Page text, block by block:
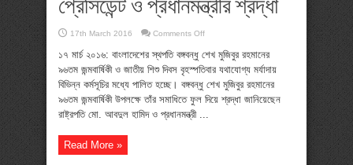
17th March 2016 Comments Offon
৯৬তম
জন্মবার্ষিকী
আজ
প্রেসিডেন্ট
ও
প্রধানমন্ত্রীর
শ্রদ্ধা
১৭ মার্চ ২০১৬: বাংলাদেশের স্থপতি বঙ্গবন্ধু শেখ মুজিবুর রহমানের
৯৬তম জন্মবার্ষিকী ও জাতীয় শিশু দিবস বৃহস্পতিবার যথাযোগ্য মর্যাদায়
বিভিন্ন কর্মসূচির মধ্যে পালিত হচ্ছে। বঙ্গবন্ধু শেখ মুজিবুর রহমানের
৯৬তম জন্মবার্ষিকী উপলক্ষে তাঁর সমাধিতে ফুল দিয়ে শ্রদ্ধা জানিয়েছেন
রাষ্ট্রপতি মো. আবদুল হামিদ ও প্রধানমন্ত্রী ...
Read More »